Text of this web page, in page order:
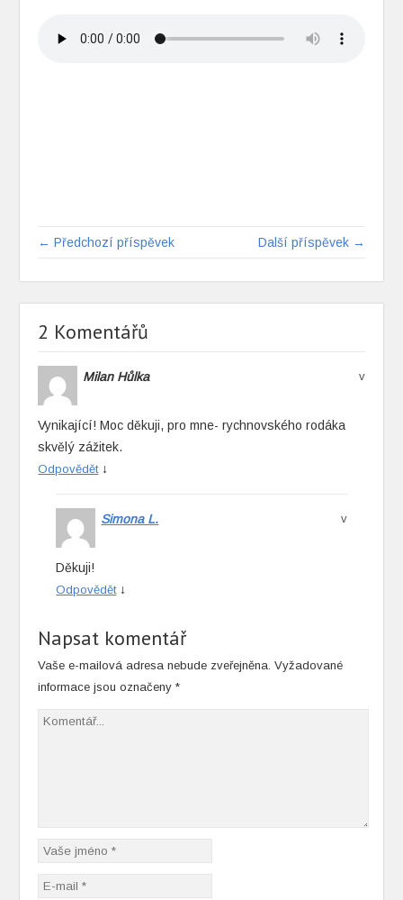
← Předchozí příspěvek Další příspěvek →
2 Komentářů
Milan Hůlka v
Vynikající! Moc děkuji, pro mne- rychnovského rodáka
skvělý zážitek.
Odpovědět ↓
Simona L. v
Děkuji!
Odpovědět ↓
Napsat komentář
Vaše e-mailová adresa nebude zveřejněna. Vyžadované
informace jsou označeny*